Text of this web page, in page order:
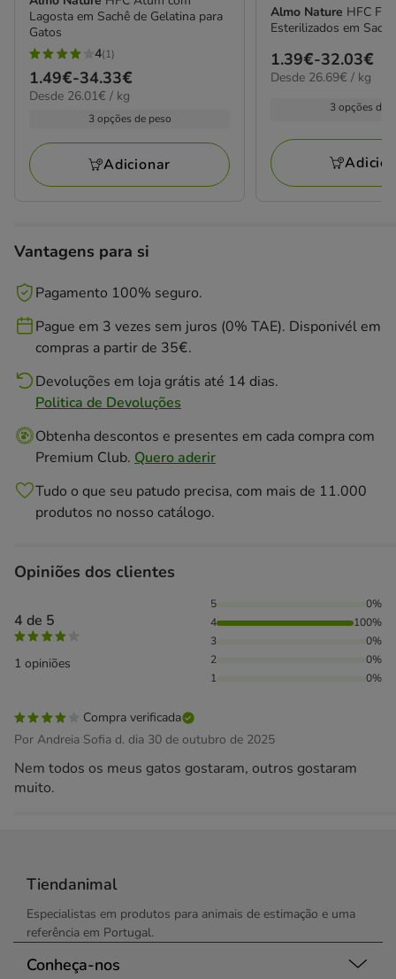
Lagosta em Sachê de Gelatina para
Gatos
4
estrelas
com
avaliações
4(1)
Preço
de
34.33€
1.49€-34.33€
26.01€
Desde 26.01€ / kg
3 opções de peso
Adicionar
Almo Nature HFC
Esterilizados em
Preço
de
32.03€
1.39€-32.03€
26.69€
Desde 26.69€ / kg
3 opções de
Vantagens para si
Pagamento 100% seguro.
Pague em 3 vezes sem juros (0% TAE). Disponivél em
compras a partir de 35€.
Devoluções em loja grátis até 14 dias.
Politica de Devoluções
Obtenha descontos e presentes em cada compra com
Premium Club. Quero aderir
Tudo o que seu patudo precisa, com mais de 11.000
produtos no nosso catálogo.
Opiniões dos clientes
4 de 5
1 opiniões
100% das pessoas avaliaram com 4 estrelas,
5
0%
4
100%
3
0%
2
0%
1
0%
Compra verificada
Por Andreia Sofia d. dia 30 de outubro de 2025
Nem todos os meus gatos gostaram, outros gostaram
muito.
Tiendanimal
Especialistas em produtos para animais de estimação e uma
referência em Portugal.
Conheça-nos